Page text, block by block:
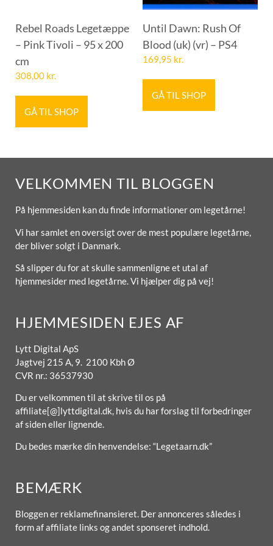
Rebel Roads Legetæppe
– Pink Tivoli – 95 x 200
cm
308,00 kr.
GÅ TIL SHOP
Until Dawn: Rush Of
Blood (uk) (vr) – PS4
169,95 kr.
GÅ TIL SHOP
VELKOMMEN TIL BLOGGEN
På hjemmesiden kan du finde informationer om legetårne!
Vi har samlet en oversigt over de mest populære legetårne,
der bliver solgt i Danmark.
Så slipper du for at skulle sammenligne et utal af
hjemmesider med legetårne. Vi hjælper dig på vej!
HJEMMESIDEN EJES AF
Lytt Digital ApS
Jagtvej 215 A, 9. 2100 Kbh Ø
CVR nr.: 36537930
Du er velkommen til at skrive til os på
affiliate[@]lyttdigital.dk, hvis du har forslag til forbedringer
af siden eller lignende.
Du bedes mærke din henvendelse: “Legetaarn.dk”
BEMÆRK
Bloggen er reklamefinansieret. Der annonceres således i
form af affiliate links og andet sponseret indhold.